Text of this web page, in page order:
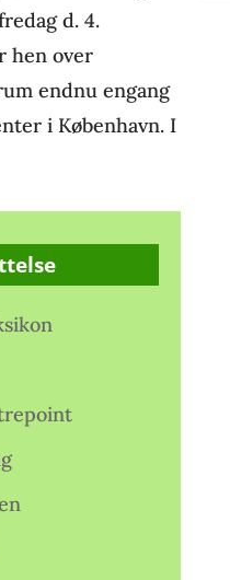
d. 4.
hen over
endnu engang
i København. I